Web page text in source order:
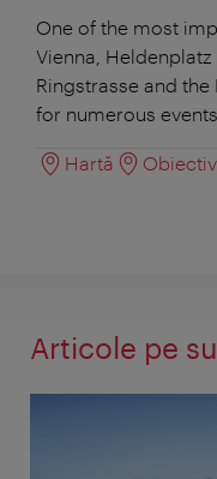
One of the most
Vienna,
Ringstrasse and
for numerous events.
Hartă
Articole pe